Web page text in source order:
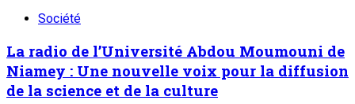
Société
La radio de l’Université Abdou Moumouni de
Niamey : Une nouvelle voix pour la diffusion
de la science et de la culture